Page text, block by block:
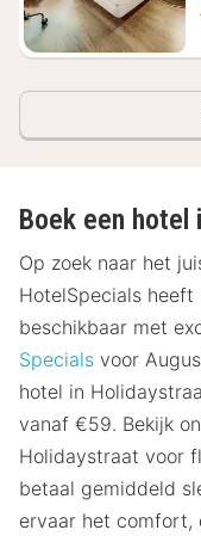
Boek een hotel
Op zoek naar het
HotelSpecials heeft
beschikbaar met
Specials voor
hotel in
vanaf €59. Bekijk
Holidaystraat voor
betaal gemiddeld
ervaar het comfort,